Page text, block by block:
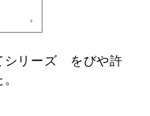
シリーズ をびや許